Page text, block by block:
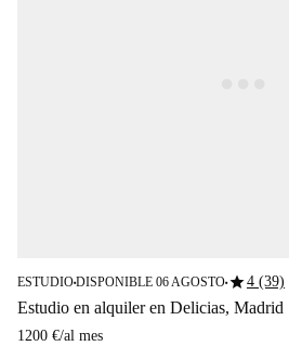
ESTUDIO■DISPONIBLE 06 AGOSTO■star4 (39)
Estudio en alquiler en Delicias, Madrid
1200 €/al mes